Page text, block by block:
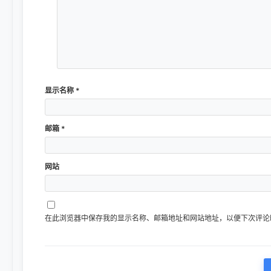
显示名称 *
邮箱 *
网站
在此浏览器中保存我的显示名称、邮箱地址和网站地址，以便下次评